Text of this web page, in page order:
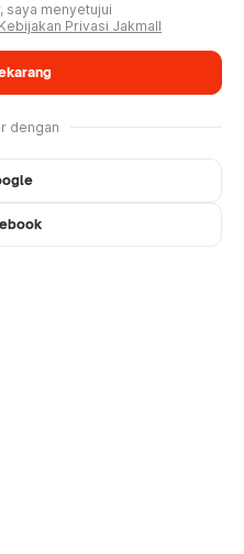
saya menyetujui
Kebijakan Privasi Jakmall
dengan